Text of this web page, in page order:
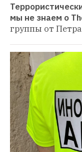
мы не знаем о
группы от